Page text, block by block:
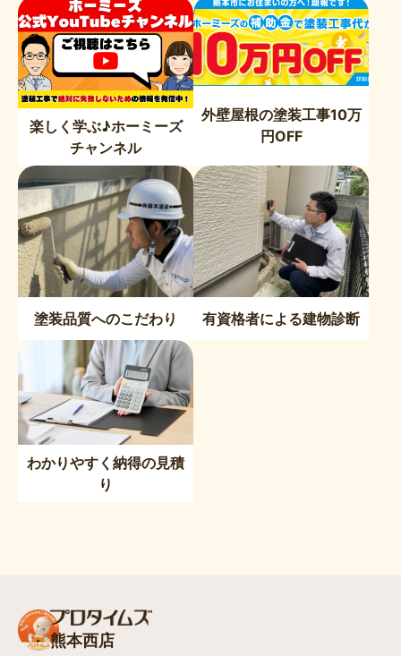
楽しく学ぶ♪ホーミーズ
チャンネル
外壁屋根の塗装工事10万
円OFF
塗装品質へのこだわり 有資格者による建物診断
わかりやすく納得の見積
り
熊本西店